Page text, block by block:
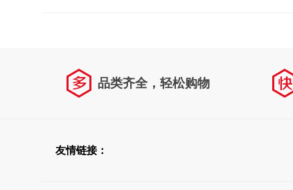
品类齐全，轻松购物
友情链接：